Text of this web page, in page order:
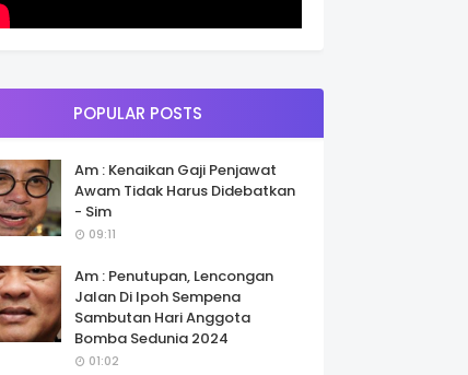
POPULAR POSTS
Am : Kenaikan Gaji Penjawat
Awam Tidak Harus Didebatkan
- Sim
09:11
Am : Penutupan, Lencongan
Jalan Di Ipoh Sempena
Sambutan Hari Anggota
Bomba Sedunia 2024
01:02